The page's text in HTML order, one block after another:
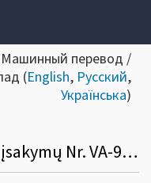
Машинный перевод /
(English, Русский,
Українська)
Dėl VMI prie FM viršininko įsakymų Nr. VA-99, Nr. 156 ir Nr. VA-17 pakeitimo